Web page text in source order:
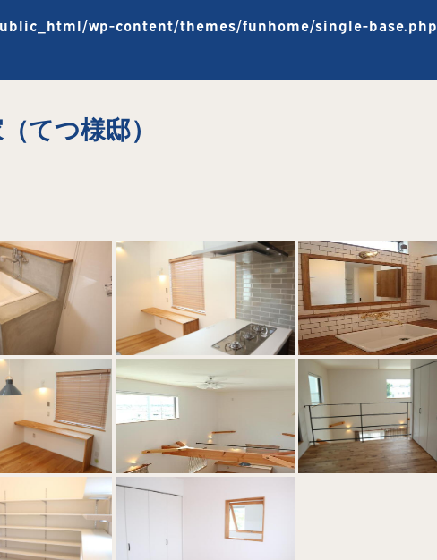
wp-content/themes/funhome/single-base.php
てつ様邸）